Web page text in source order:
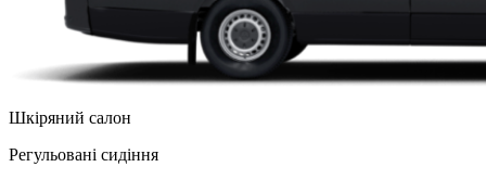
Шкіряний салон
Регульованi сидіння